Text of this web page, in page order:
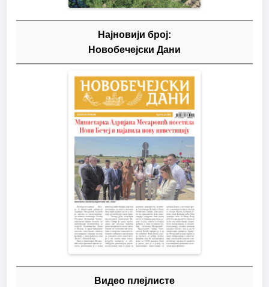
Најновији број:
Новобечејски Дани
Видео плејлисте